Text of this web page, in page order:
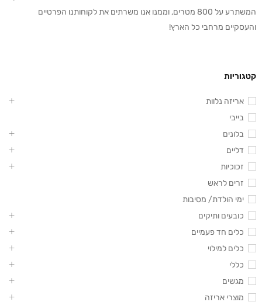
המשתרע על 800 מטרים, וממנו אנו משרתים את לקוחותנו הפרטיים
והעסקיים מרחבי כל הארץ!
קטגוריות
אריזה נלוות
בייבי
בלונים
דליים
זכוכיות
זרים לראש
ימי הולדת/ מסיבות
כובעים ותיקים
כלים חד פעמיים
כלים למילוי
כללי
מגשים
מוצרי אריזה